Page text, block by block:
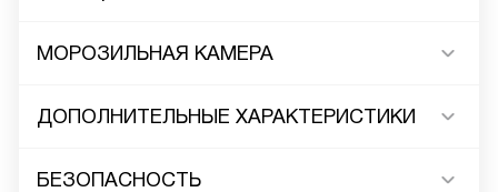
МОРОЗИЛЬНАЯ КАМЕРА
ДОПОЛНИТЕЛЬНЫЕ ХАРАКТЕРИСТИКИ
БЕЗОПАСНОСТЬ